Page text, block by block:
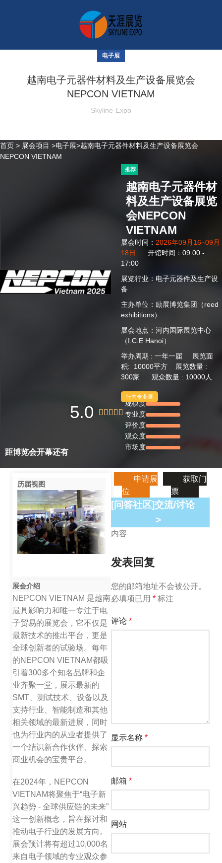
电子展
越南电子元器件材料及生产设备展览会
NEPCON VIETNAM
Skyline-Expo
首页 > 展会项目 >电子展>越南电子元器件材料及生产设备展览会
NEPCON VIETNAM
推荐
越南电子元器件材
料及生产设备展览
会NEPCON
VIETNAM
展会时间： 2026年09月16~09月
18日
开馆时间：09:00 -
17:00
展览行业：电子元器件及生产设
备
主办单位：励展博览集团（reed
exhibitions）
展会地点：河内国际展览中心
（I.C.E Hanoi）
举办周期 : 一年一届 展览面
积: 10000平方 展览数量 :
300家 观众数量 : 10000人
行内专业展
5.0     
规模度
专业度
评价度
观众度
市场度
距博览会开幕还有
历届视图
展会介绍
NEPCON VIETNAM 是越南
最具影响力和唯一专注于电
子贸易的展览会，它不仅是
最新技术的推出平台，更是
全球创新者的试验场。每年
的NEPCON VIETNAM都吸
引着300多个知名品牌和企
业齐聚一堂，展示最新的
SMT、测试技术、设备以及
支持行业、智能制造和其他
相关领域的最新进展，同时
也为行业内的从业者提供了
一个结识新合作伙伴、探索
商业机会的宝贵平台。
在2024年，NEPCON
VIETNAM将聚焦于“电子新
兴趋势 - 全球供应链的未来”
这一创新概念，旨在探讨和
推动电子行业的发展方向。
展会预计将有超过10,000名
来自电子领域的专业观众参
申请展
位
获取门
票
[问答社区]交流/讨论
>
内容
发表回复
您的邮箱地址不会被公开。
必填项已用 * 标注
评论 *
显示名称 *
邮箱 *
网站